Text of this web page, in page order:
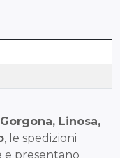
Linosa,
, le spedizioni
e presentano